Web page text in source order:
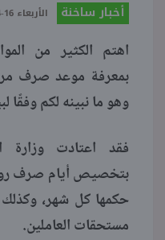
أخبار ساخنة الأربعاء 16-04-2025 10:34 صـ
اهتم الكثير من
وهو ما نبينه لكم وفقًا
فقد اعتادت وزارة
بتخصيص أيام صرف
حكمها كل شهر،
مستحقات العاملين.